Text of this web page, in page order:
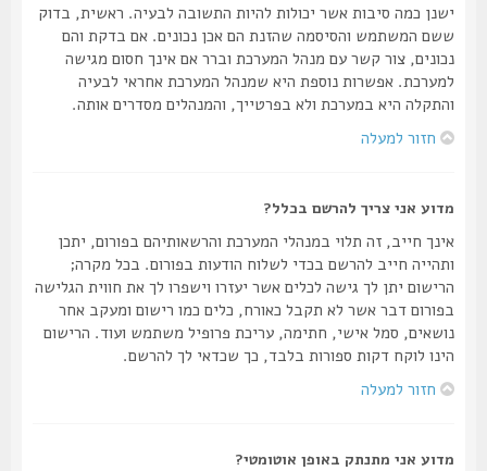
ישנן כמה סיבות אשר יכולות להיות התשובה לבעיה. ראשית, בדוק
ששם המשתמש והסיסמה שהזנת הם אכן נכונים. אם בדקת והם
נכונים, צור קשר עם מנהל המערכת וברר אם אינך חסום מגישה
למערכת. אפשרות נוספת היא שמנהל המערכת אחראי לבעיה
והתקלה היא במערכת ולא בפרטייך, והמנהלים מסדרים אותה.
חזור למעלה
מדוע אני צריך להרשם בכלל?
אינך חייב, זה תלוי במנהלי המערכת והרשאותיהם בפורום, יתכן
ותהייה חייב להרשם בכדי לשלוח הודעות בפורום. בכל מקרה;
הרישום יתן לך גישה לכלים אשר יעזרו וישפרו לך את חווית הגלישה
בפורום דבר אשר לא תקבל כאורח, כלים כמו רישום ומעקב אחר
נושאים, סמל אישי, חתימה, עריכת פרופיל משתמש ועוד. הרישום
הינו לוקח דקות ספורות בלבד, כך שכדאי לך להרשם.
חזור למעלה
מדוע אני מתנתק באופן אוטומטי?